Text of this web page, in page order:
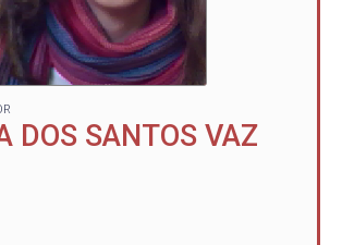
DOS SANTOS VAZ